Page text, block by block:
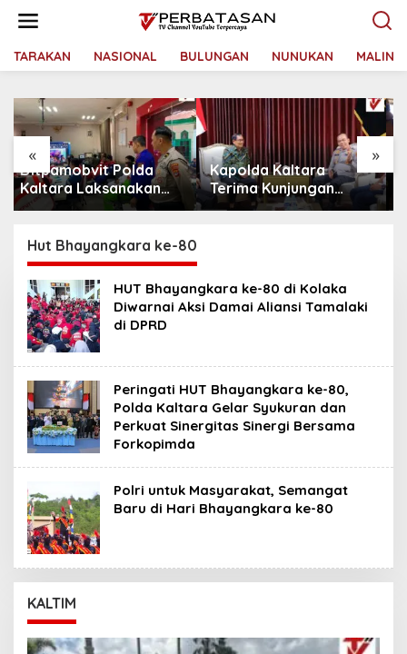
t
TARAKAN NASIONAL BULUNGAN NUNUKAN
« »
Kapolda Kaltara
Terima Kunjungan
Silaturahmi Jajaran
Kaltara
Polda Kaltara
Sambangi Kesultanan
Bulungan untuk
Hut Bhayangkara ke-80
HUT Bhayangkara ke-80 di Kolaka
Diwarnai Aksi Damai Aliansi Tamalaki
di DPRD
Peringati HUT Bhayangkara ke-80,
Polda Kaltara Gelar Syukuran dan
Perkuat Sinergitas Sinergi Bersama
Forkopimda
Polri untuk Masyarakat, Semangat
Baru di Hari Bhayangkara ke-80
KALTIM